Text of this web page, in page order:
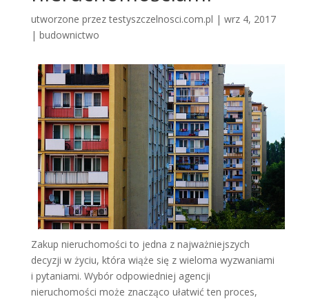
utworzone przeztestyszczelnosci.com.pl | wrz 4, 2017
| budownictwo
Zakup nieruchomości to jedna z najważniejszych
decyzji w życiu, która wiąże się z wieloma wyzwaniami
i pytaniami. Wybór odpowiedniej agencji
nieruchomości może znacząco ułatwić ten proces,